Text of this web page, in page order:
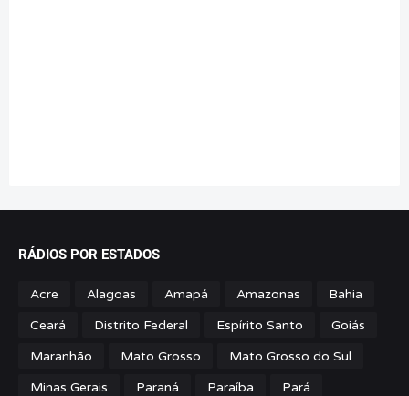
RÁDIOS POR ESTADOS
Acre Alagoas Amapá Amazonas
Bahia
Ceará
Distrito Federal Espírito Santo
Goiás
Maranhão
Mato Grosso
Mato Grosso do Sul
Minas Gerais
Paraná Paraíba
Pará